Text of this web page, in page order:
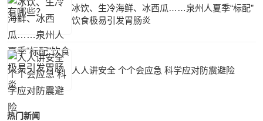
冰饮、生冷海鲜、冰西瓜……泉州人夏季“标配”
饮食极易引发胃肠炎
人人讲安全 个个会应急 科学应对防震避险
热门新闻